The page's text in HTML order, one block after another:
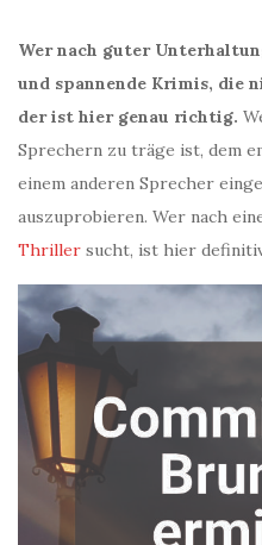
Wer nach guter
und spannende Krimis, die
der ist hier genau richtig.
Sprechern zu träge ist, dem
einem anderen Sprecher
auszuprobieren. Wer nach
Thriller sucht, ist hier